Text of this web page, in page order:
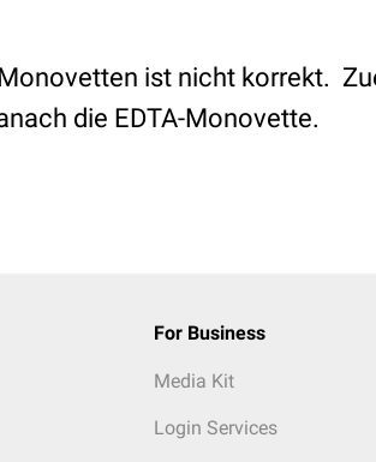
ist nicht korrekt.
die EDTA-Monovette.
For Business
Media Kit
Login Services